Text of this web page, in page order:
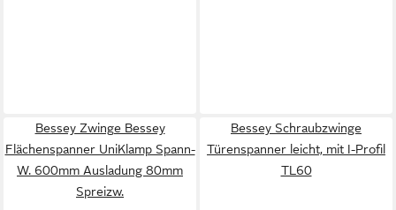
Bessey Zwinge Bessey
Flächenspanner UniKlamp Spann-
W. 600mm Ausladung 80mm
Spreizw.
Bessey Schraubzwinge
Türenspanner leicht, mit I-Profil
TL60